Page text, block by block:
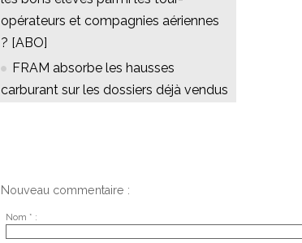
opérateurs et compagnies aériennes
? [ABO]
FRAM absorbe les hausses
carburant sur les dossiers déjà vendus
Nouveau commentaire :
Nom * :